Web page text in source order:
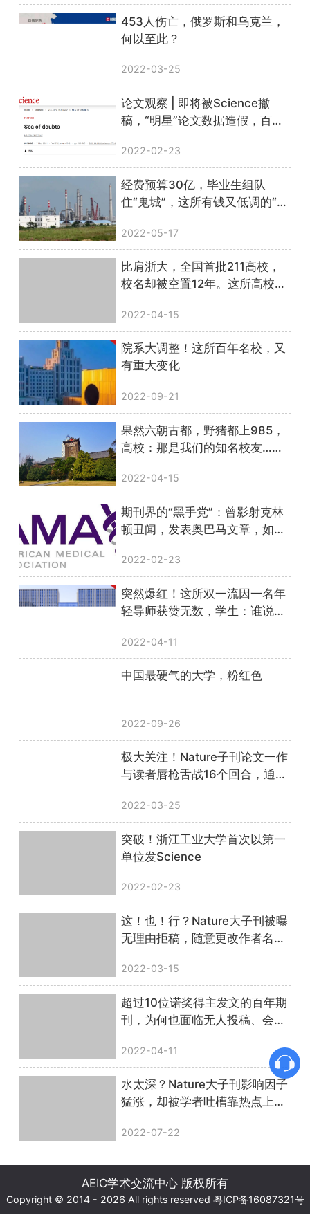
453人伤亡，俄罗斯和乌克兰，
何以至此？
2022-03-25
论文观察 | 即将被Science撤
稿，“明星”论文数据造假，百万
2022-02-23
经费预算30亿，毕业生组队
住“鬼城”，这所有钱又低调的“土
2022-05-17
比肩浙大，全国首批211高校，
校名却被空置12年。这所高校终
2022-04-15
院系大调整！这所百年名校，又
有重大变化
2022-09-21
果然六朝古都，野猪都上985，
高校：那是我们的知名校友……
2022-04-15
期刊界的“黑手党”：曾影射克林
顿丑闻，发表奥巴马文章，如今
2022-02-23
突然爆红！这所双一流因一名年
轻导师获赞无数，学生：谁说我
2022-04-11
中国最硬气的大学，粉红色
2022-09-26
极大关注！Nature子刊论文一作
与读者唇枪舌战16个回合，通讯
2022-03-25
突破！浙江工业大学首次以第一
单位发Science
2022-02-23
这！也！行？Nature大子刊被曝
无理由拒稿，随意更改作者名
事......
2022-03-15
超过10位诺奖得主发文的百年期
刊，为何也面临无人投稿、会员
2022-04-11
水太深？Nature大子刊影响因子
猛涨，却被学者吐槽靠热点上
2022-07-22
AEIC学术交流中心 版权所有
Copyright © 2014 - 2026 All rights reserved 粤ICP备16087321号